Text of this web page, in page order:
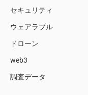
セキュリティ
ウェアラブル
ドローン
web3
調査データ